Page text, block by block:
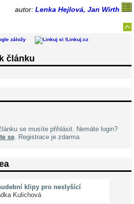
autor: Lenka Hejlová, Jan Wirth
záložy
Linkuj.cz
článku
se musíte přihlásit. Nemáte login?
se. Registrace je zdarma
klipy pro neslyšící
Kulichová